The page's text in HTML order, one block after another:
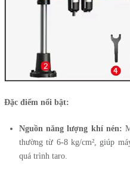
Đặc điểm nổi bật:
Nguồn năng lượng khí nén:
thường từ 6-8 kg/cm², giúp
quá trình taro.